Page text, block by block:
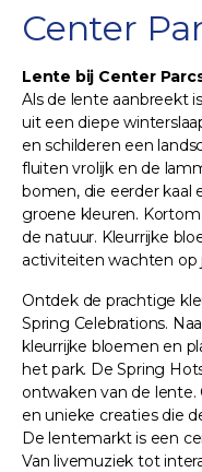
Center
Lente bij Center
Als de lente aanbreekt
uit een diepe
en schilderen een
fluiten vrolijk en de
bomen, die eerder kaal
groene kleuren.
de natuur. Kleurrijke
activiteiten wachten op
Ontdek de prachtige
Spring Celebrations.
kleurrijke bloemen en
het park. De Spring
ontwaken van de
en unieke creaties die
De lentemarkt is een
Van livemuziek tot